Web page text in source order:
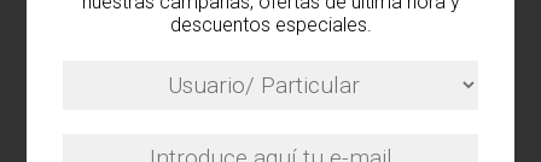
descuentos especiales.
Cera para el pelo Fuerte